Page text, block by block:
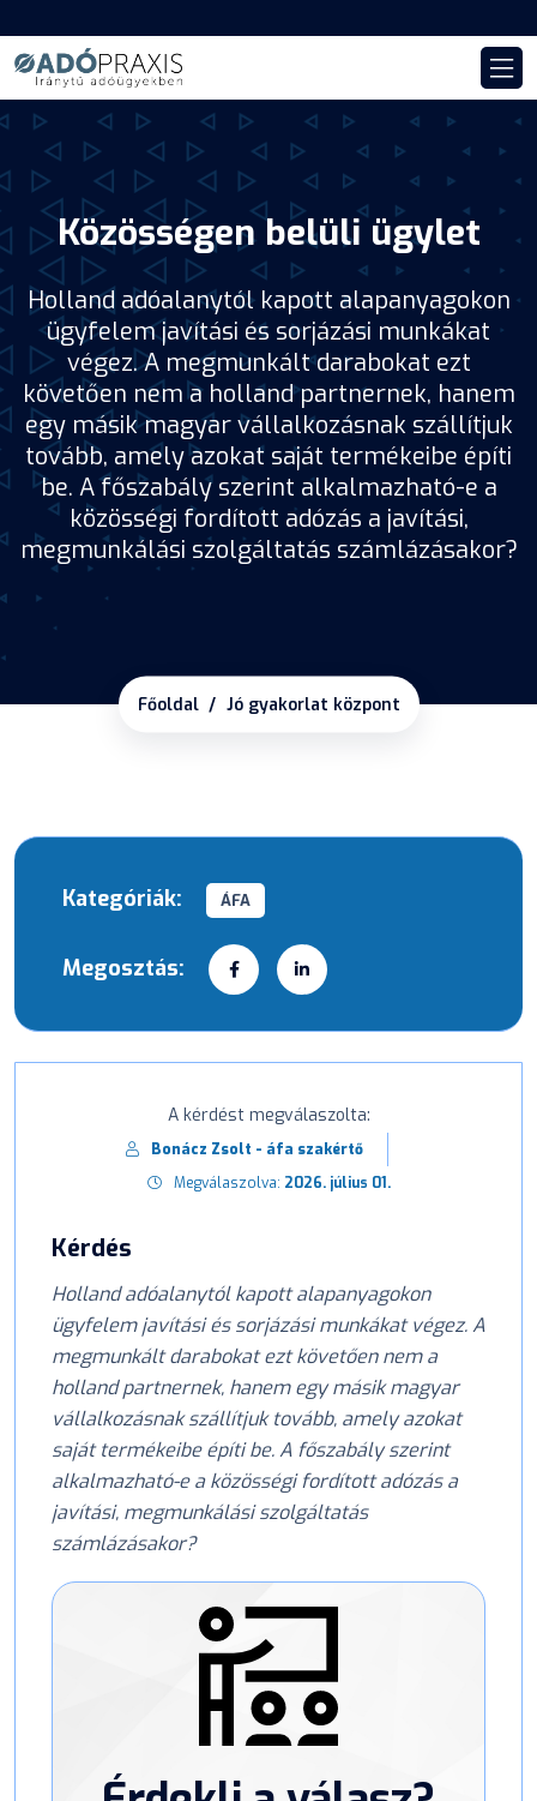
Közösségen belüli ügylet
Holland adóalanytól kapott alapanyagokon
ügyfelem javítási és sorjázási munkákat
végez. A megmunkált darabokat ezt
követően nem a holland partnernek, hanem
egy másik magyar vállalkozásnak szállítjuk
tovább, amely azokat saját termékeibe építi
be. A főszabály szerint alkalmazható-e a
közösségi fordított adózás a javítási,
megmunkálási szolgáltatás számlázásakor?
Főoldal Jó gyakorlat központ
Kategóriák: ÁFA
Megosztás:
A kérdést megválaszolta:
Bonácz Zsolt - áfa szakértő
Megválaszolva: 2026. július 01.
Kérdés
Holland adóalanytól kapott alapanyagokon
ügyfelem javítási és sorjázási munkákat végez. A
megmunkált darabokat ezt követően nem a
holland partnernek, hanem egy másik magyar
vállalkozásnak szállítjuk tovább, amely azokat
saját termékeibe építi be. A főszabály szerint
alkalmazható-e a közösségi fordított adózás a
javítási, megmunkálási szolgáltatás
számlázásakor?